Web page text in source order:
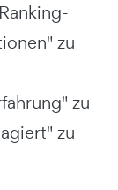
zu
zu
zu